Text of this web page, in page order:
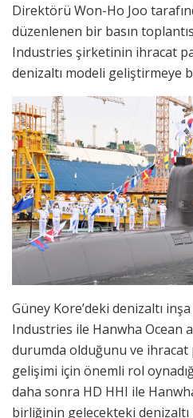
Direktörü Won-Ho Joo
düzenlenen bir basın
Industries şirketinin ihracat
denizaltı modeli geliştirmeye
Güney Kore’deki denizaltı
Industries ile Hanwha Ocean
durumda olduğunu ve ihracat
gelişimi için önemli rol
daha sonra HD HHI ile
birliğinin gelecekteki denizaltı